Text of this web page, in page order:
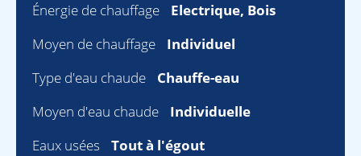
Énergie de chauffage
Electrique, Bois
Moyen de chauffage
Individuel
Type d'eau chaude
Chauffe-eau
Moyen d'eau chaude
Individuelle
Eaux usées
Tout à l'égout